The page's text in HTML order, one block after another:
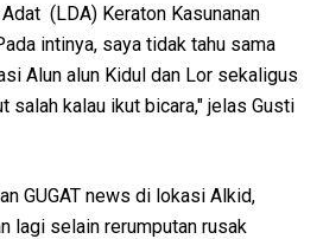
(LDA) Keraton Kasunanan
intinya, saya tidak tahu sama
Alun alun Kidul dan Lor sekaligus
salah kalau ikut bicara," jelas Gusti
GUGAT news di lokasi Alkid,
lagi selain rerumputan rusak